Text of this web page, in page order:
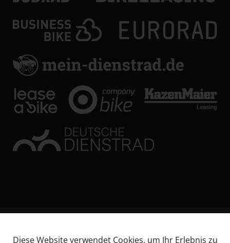
Diese Website verwendet Cookies, um Ihr Erlebnis zu